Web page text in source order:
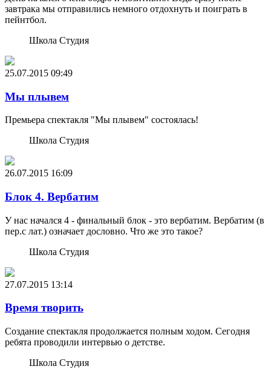
завтрака мы отправились немного отдохнуть и поиграть в
пейнтбол.
Школа Студия
25.07.2015 09:49
Мы плывем
Премьера спектакля "Мы плывем" состоялась!
Школа Студия
26.07.2015 16:09
Блок 4. Вербатим
У нас начался 4 - финальный блок - это вербатим. Вербатим (в
пер.с лат.) означает дословно. Что же это такое?
Школа Студия
27.07.2015 13:14
Время творить
Создание спектакля продолжается полным ходом. Сегодня
ребята проводили интервью о детстве.
Школа Студия